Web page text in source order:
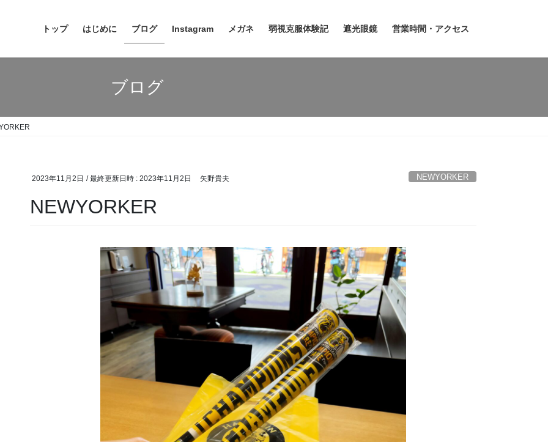
トップ はじめに ブログ Instagram メガネ 弱視克服体験記 遮光眼鏡 営業時間・アクセス
ブログ
2023年11月2日 / 最終更新日時 : 2023年11月2日 矢野貴夫 NEWYORKER
NEWYORKER